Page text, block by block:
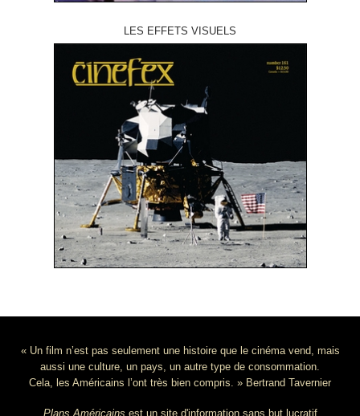
LES EFFETS VISUELS
« Un film n’est pas seulement une histoire que le cinéma vend, mais
aussi une culture, un pays, un autre type de consommation.
Cela, les Américains l’ont très bien compris. » Bertrand Tavernier
Plans Américains est un site d'information sans but lucratif